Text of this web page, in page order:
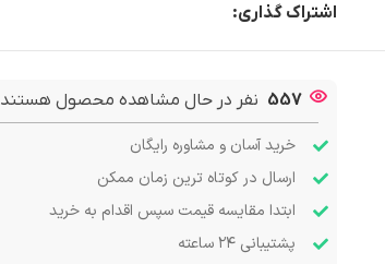
اشتراک گذاری:
557 نفر در حال مشاهده محصول هستند
خرید آسان و مشاوره رایگان
ارسال در کوتاه ترین زمان ممکن
ابتدا مقایسه قیمت سپس اقدام به خرید
پشتیبانی ۲۴ ساعته